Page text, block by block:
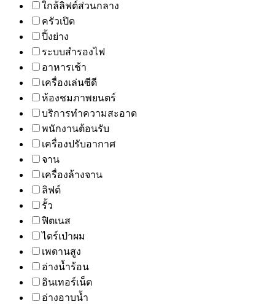
ใกล้ลิฟต์ส่วนกลาง
ครัวเปิด
ปิ้งย่าง
ระบบสำรองไฟ
อาหารเช้า
เครื่องเล่นซีดี
ห้องชมภาพยนตร์
บริการทำความสะอาด
พนักงานต้อนรับ
เครื่องปรับอากาศ
จาน
เครื่องล้างจาน
ลิฟต์
รั้ว
ฟิตเนส
ไดร์เป่าผม
เพดานสูง
อ่างน้ำร้อน
อินเทอร์เน็ต
อ่างอาบน้ำ